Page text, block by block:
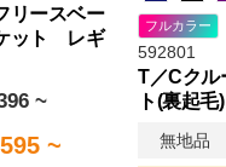
ースベー
ット レギ
~
~
フルカラー
592801
T／Cクル
ト(裏起毛)
無地品